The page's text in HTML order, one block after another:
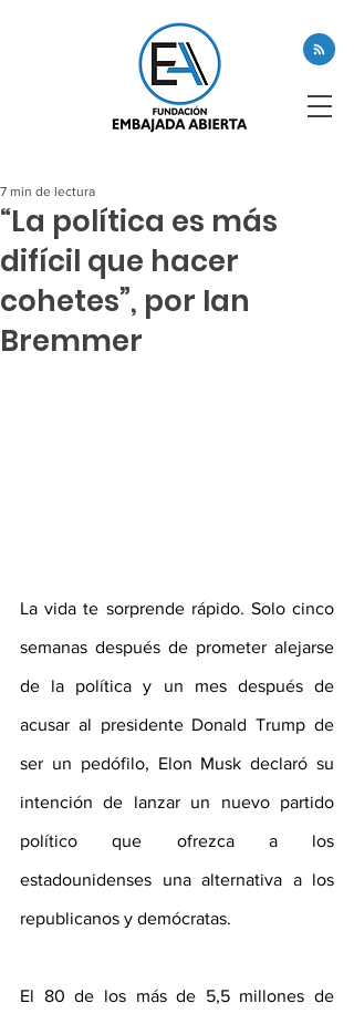
“La política es más
difícil que hacer
cohetes”, por Ian
Bremmer
7 min de lectura
La vida te sorprende rápido. Solo cinco
semanas después de prometer alejarse
de la política y un mes después de
acusar al presidente Donald Trump de
ser un pedófilo, Elon Musk declaró su
intención de lanzar un nuevo partido
político que ofrezca a los
estadounidenses una alternativa a los
republicanos y demócratas.
El 80 de los más de 5,5 millones de